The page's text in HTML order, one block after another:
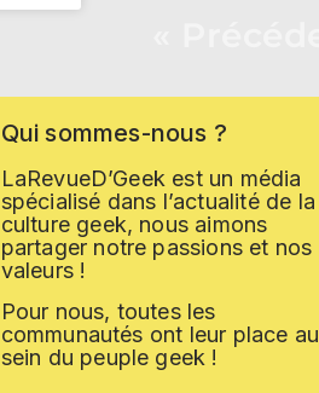
Qui sommes-nous ?
LaRevueD’Geek est un média
spécialisé dans l’actualité de la
culture geek, nous aimons
partager notre passions et nos
valeurs !
Pour nous, toutes les
communautés ont leur place au
sein du peuple geek !